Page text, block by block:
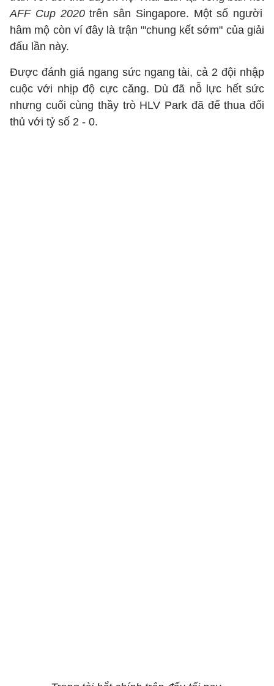
AFF Cup 2020trên sân Singapore. Một số người
hâm mộ còn ví đây là trận "'chung kết sớm" của giải
đấu lần này.
Được đánh giá ngang sức ngang tài, cả 2 đội nhập
cuộc với nhịp độ cực căng. Dù đã nỗ lực hết sức
nhưng cuối cùng thầy trò HLV Park đã để thua đối
thủ với tỷ số 2 - 0.